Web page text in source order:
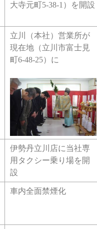
大寺元町5-38-1）を開設
立川（本社）営業所が
現在地（立川市富士見
町6-48-25）に
伊勢丹立川店に当社専
用タクシー乗り場を開
設
車内全面禁煙化